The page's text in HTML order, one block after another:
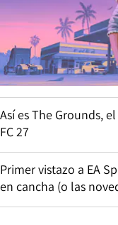
Así es The Grounds,
FC 27
Primer vistazo a EA
en cancha (o las